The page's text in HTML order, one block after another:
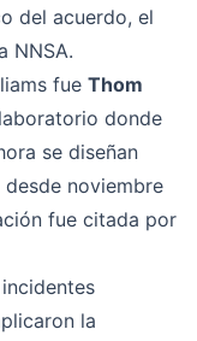
del acuerdo, el
NNSA.
fue Thom
donde
se diseñan
noviembre
fue citada por
la